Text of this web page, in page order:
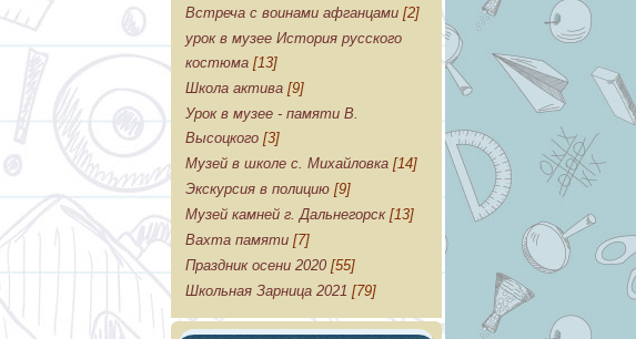
Встреча с воинами афганцами [2]
урок в музее История русского
костюма [13]
Школа актива [9]
Урок в музее - памяти В.
Высоцкого [3]
Музей в школе с. Михайловка [14]
Экскурсия в полицию [9]
Музей камней г. Дальнегорск [13]
Вахта памяти [7]
Праздник осени 2020 [55]
Школьная Зарница 2021 [79]